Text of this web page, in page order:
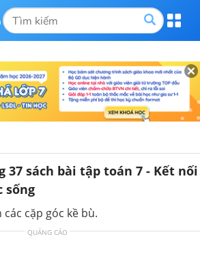
37 sách bài tập toán 7 - Kết nối
sống
cặp góc kề bù.
QUẢNG CÁO